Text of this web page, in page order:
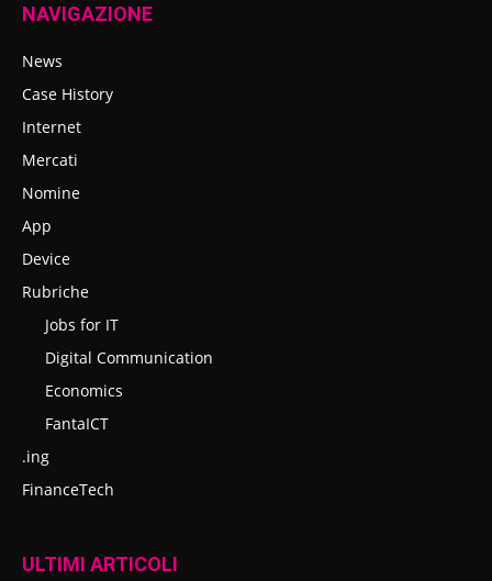
NAVIGAZIONE
News
Case History
Internet
Mercati
Nomine
App
Device
Rubriche
Jobs for IT
Digital Communication
Economics
FantaICT
.ing
FinanceTech
ULTIMI ARTICOLI